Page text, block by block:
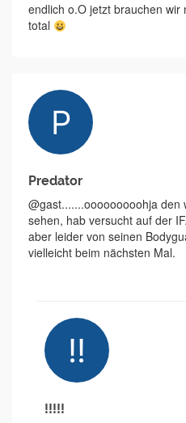
endlich o.O jetzt brauchen
total
Predator
@gast.......ooooooooohja
sehen, hab versucht auf der
aber leider von seinen
vielleicht beim nächsten Mal.
!!!!!